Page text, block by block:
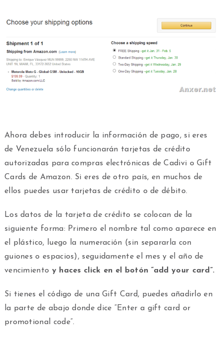
Ahora debes introducir la información de pago, si eres
de Venezuela sólo funcionarán tarjetas de crédito
autorizadas para compras electrónicas de Cadivi o Gift
Cards de Amazon. Si eres de otro país, en muchos de
ellos puedes usar tarjetas de crédito o de débito.
Los datos de la tarjeta de crédito se colocan de la
siguiente forma: Primero el nombre tal como aparece en
el plástico, luego la numeración (sin separarla con
guiones o espacios), seguidamente el mes y el año de
vencimiento y haces click en el botón “add your card”.
Si tienes el código de una Gift Card, puedes añadirlo en
la parte de abajo donde dice “Enter a gift card or
promotional code”.